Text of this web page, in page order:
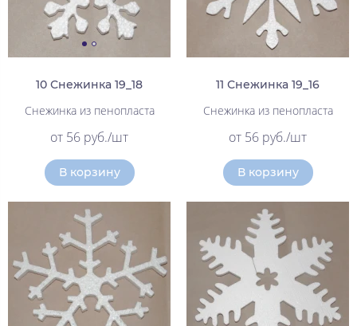
10 Снежинка 19_18
Снежинка из пенопласта
от 56 руб./шт
В корзину
11 Снежинка 19_16
Снежинка из пенопласта
от 56 руб./шт
В корзину